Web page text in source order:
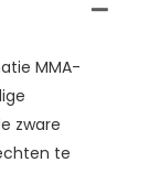
MMA-
zware
te